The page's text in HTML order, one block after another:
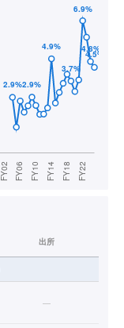
出所
—